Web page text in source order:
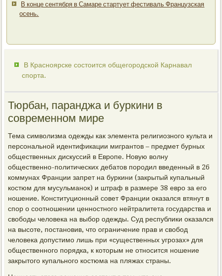
В конце сентября в Самаре стартует фестиваль Французская
осень.
В Красноярске состоится общегородской Карнавал
спорта.
Тюрбан, паранджа и буркини в
современном мире
Тема символизма одежды как элемента религиозного культа и
персональной идентификации мигрантов – предмет бурных
общественных дискуссий в Европе. Новую волну
общественно-политических дебатов породил введенный в 26
коммунах Франции запрет на буркини (закрытый купальный
костюм для мусульманок) и штраф в размере 38 евро за его
ношение. Конституционный совет Франции оказался втянут в
спор о соотношении ценностного нейтралитета государства и
свободы человека на выбор одежды. Суд республики оказался
на высоте, постановив, что ограничение прав и свобод
человека допустимо лишь при «существенных угрозах» для
общественного порядка, к которым не относится ношение
закрытого купального костюма на пляжах страны.